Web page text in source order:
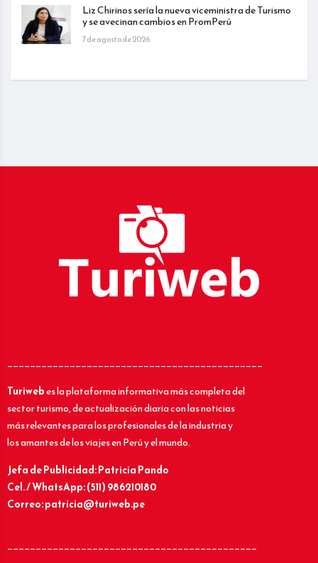
Liz Chirinos sería la nueva viceministra de Turismo
y se avecinan cambios en PromPerú
7 de agosto de 2026
_____________________________________________
Turiwebes la plataforma informativa más completa del
sector turismo, de actualización diaria con las noticias
más relevantes para los profesionales de la industria y
los amantes de los viajes en Perú y el mundo.
Jefa de Publicidad: Patricia Pando
Cel. / WhatsApp: (511) 986210180
Correo: patricia@turiweb.pe
____________________________________________